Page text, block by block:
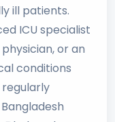
ill patients.
ICU specialist
or an
conditions